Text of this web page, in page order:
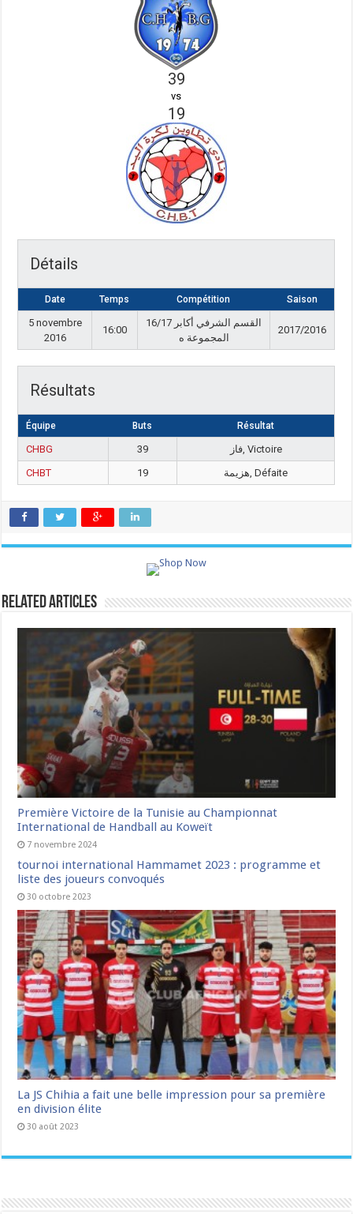
39
vs
19
Détails
Date Temps Compétition Saison
5 novembre
2016
16:00
القسم الشرفي أكابر 16/17
المجموعة ه
2017/2016
Résultats
Équipe Buts Résultat
CHBG 39
فاز, Victoire
CHBT
19 هزيمة, Défaite
Related Articles
Première Victoire de la Tunisie au Championnat
International de Handball au Koweït
7 novembre 2024
tournoi international Hammamet 2023 : programme et
liste des joueurs convoqués
30 octobre 2023
La JS Chihia a fait une belle impression pour sa première
en division élite
30 août 2023